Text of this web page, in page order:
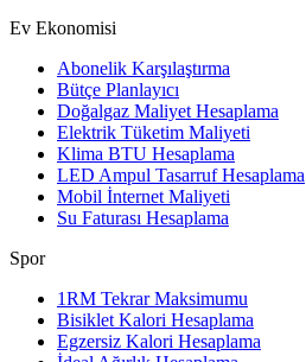
Ev Ekonomisi
Abonelik Karşılaştırma
Bütçe Planlayıcı
Doğalgaz Maliyet Hesaplama
Elektrik Tüketim Maliyeti
Klima BTU Hesaplama
LED Ampul Tasarruf Hesaplama
Mobil İnternet Maliyeti
Su Faturası Hesaplama
Spor
1RM Tekrar Maksimumu
Bisiklet Kalori Hesaplama
Egzersiz Kalori Hesaplama